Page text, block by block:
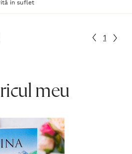
in suflet
1
meu